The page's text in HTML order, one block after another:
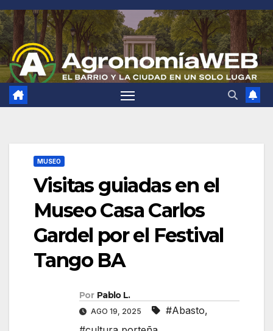
Saltar
al
contenido
MUSEO
Visitas guiadas en el
Museo Casa Carlos
Gardel por el Festival
Tango BA
Por Pablo L.
AGO 19, 2025 #Abasto,